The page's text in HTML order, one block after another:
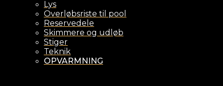
Lys
Overløbsriste til pool
Reservedele
Skimmere og udløb
Stiger
Teknik
OPVARMNING